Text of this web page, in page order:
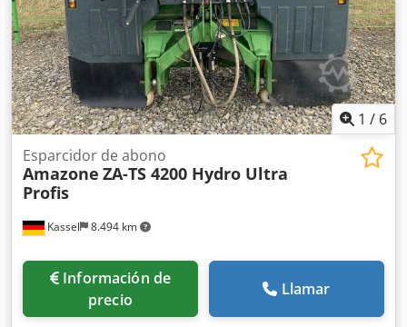
1 / 6
Kassel 8.494 km
Esparcidor de abono
Amazone ZA-TS 4200 Hydro Ultra
Profis
Información de
precio
Llamar